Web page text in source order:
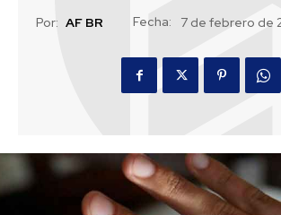
Por: AF BR Fecha: 7 de febrero de